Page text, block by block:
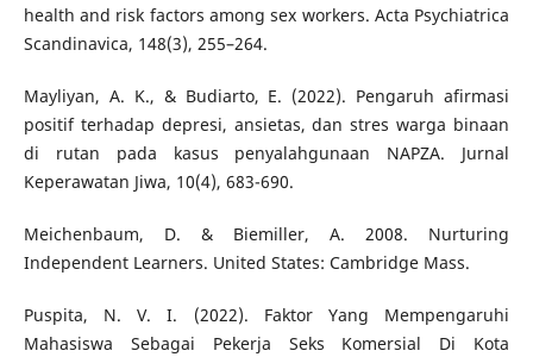
health and risk factors among sex workers. Acta Psychiatrica
Scandinavica, 148(3), 255–264.
Mayliyan, A. K., & Budiarto, E. (2022). Pengaruh afirmasi
positif terhadap depresi, ansietas, dan stres warga binaan
di rutan pada kasus penyalahgunaan NAPZA. Jurnal
Keperawatan Jiwa, 10(4), 683-690.
Meichenbaum, D. & Biemiller, A. 2008. Nurturing
Independent Learners. United States: Cambridge Mass.
Puspita, N. V. I. (2022). Faktor Yang Mempengaruhi
Mahasiswa Sebagai Pekerja Seks Komersial Di Kota